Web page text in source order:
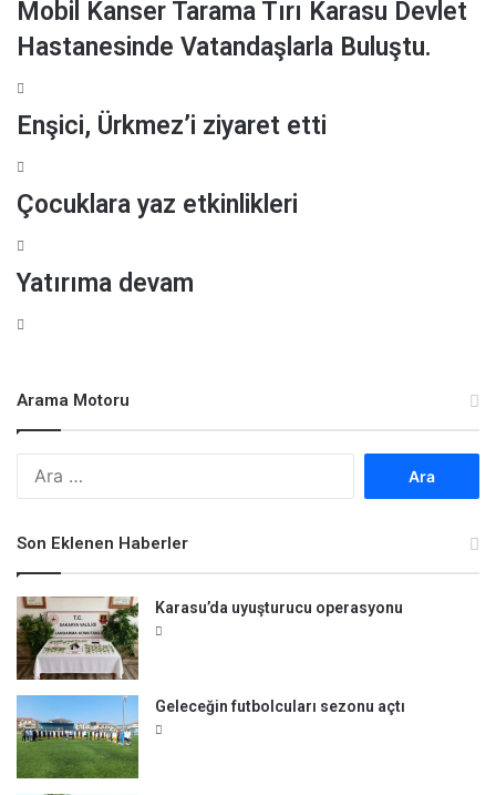
Mobil Kanser Tarama Tırı Karasu Devlet
Hastanesinde Vatandaşlarla Buluştu.
Enşici, Ürkmez’i ziyaret etti
Çocuklara yaz etkinlikleri
Yatırıma devam
Arama Motoru
Son Eklenen Haberler
Karasu’da uyuşturucu operasyonu
Geleceğin futbolcuları sezonu açtı